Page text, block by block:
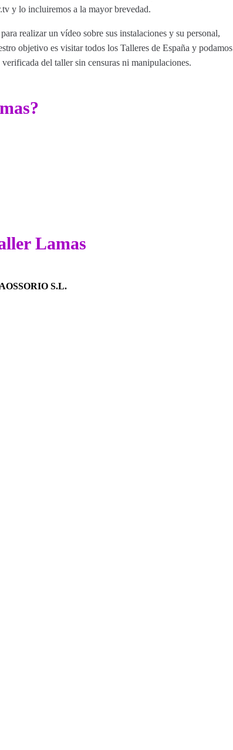
y lo incluiremos a la mayor brevedad.
realizar un vídeo sobre sus instalaciones y su personal,
objetivo es visitar todos los Talleres de España y podamos
del taller sin censuras ni manipulaciones.
Lamas
S.L.